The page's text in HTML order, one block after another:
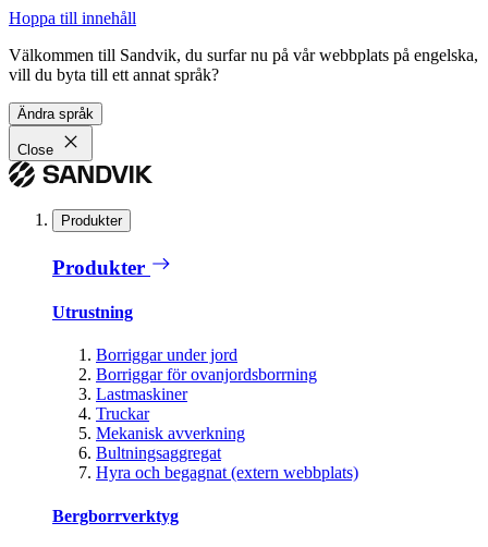
Hoppa till innehåll
Välkommen till Sandvik, du surfar nu på vår webbplats på engelska,
vill du byta till ett annat språk?
Ändra språk
Close
Produkter
Produkter
Utrustning
Borriggar under jord
Borriggar för ovanjordsborrning
Lastmaskiner
Truckar
Mekanisk avverkning
Bultningsaggregat
Hyra och begagnat (extern webbplats)
Bergborrverktyg